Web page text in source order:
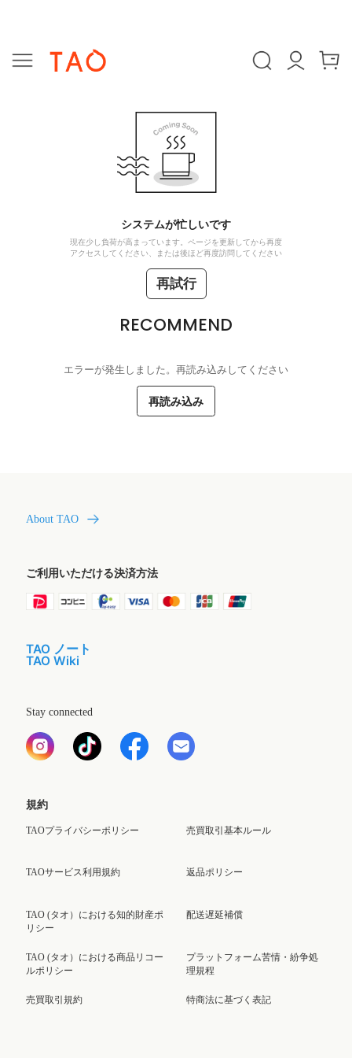
システムが忙しいです
現在少し負荷が高まっています。ページを更新してから再度
アクセスしてください、または後ほど再度訪問してください
再試行
RECOMMEND
エラーが発生しました。再読み込みしてください
再読み込み
About TAO
ご利用いただける決済方法
TAO ノート
TAO Wiki
Stay connected
規約
TAOプライバシーポリシー
TAOサービス利用規約
TAO (タオ）における知的財産ポ
リシー
TAO (タオ）における商品リコー
ルポリシー
売買取引規約
売買取引基本ルール
返品ポリシー
配送遅延補償
プラットフォーム苦情・紛争処
理規程
特商法に基づく表記